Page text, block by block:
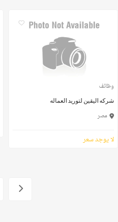
وظائف
شركه اليقين لتوريد العماله
مصر
لا يوجد سعر